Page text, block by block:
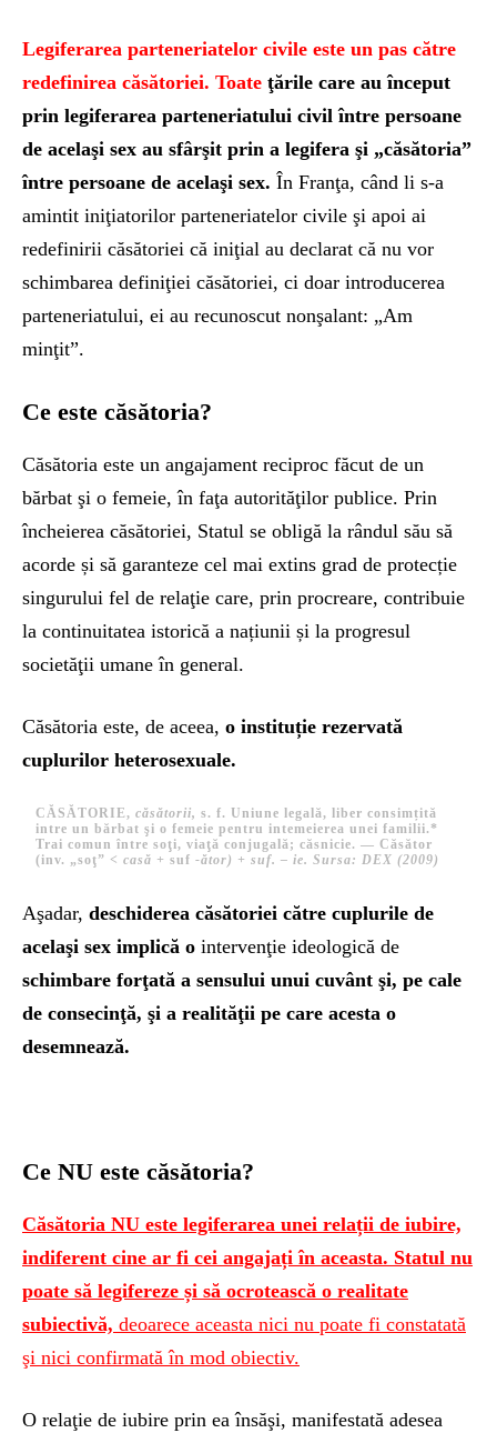
Legiferarea parteneriatelor civile este un pas către
redefinirea căsătoriei. Toate ţările care au început
prin legiferarea parteneriatului civil între persoane
de acelaşi sex au sfârşit prin a legifera şi „căsătoria”
între persoane de acelaşi sex. În Franţa, când li s-a
amintit iniţiatorilor parteneriatelor civile şi apoi ai
redefinirii căsătoriei că iniţial au declarat că nu vor
schimbarea definiţiei căsătoriei, ci doar introducerea
parteneriatului, ei au recunoscut nonşalant: „Am
minţit”.
Ce este căsătoria?
Căsătoria este un angajament reciproc făcut de un
bărbat şi o femeie, în faţa autorităţilor publice. Prin
încheierea căsătoriei, Statul se obligă la rândul său să
acorde și să garanteze cel mai extins grad de protecție
singurului fel de relaţie care, prin procreare, contribuie
la continuitatea istorică a națiunii și la progresul
societăţii umane în general.
Căsătoria este, de aceea, o instituție rezervată
cuplurilor heterosexuale.
CĂSĂTORIE,căsătorii,s. f. Uniune legală, liber consimțită
intre un bărbat şi o femeie pentru intemeierea unei familii.*
Trai comun între soţi, viaţă conjugală; căsnicie. — Căsător
(inv. „soţ” <casă +suf-ător) + suf. –ie. Sursa: DEX (2009)
Aşadar, deschiderea căsătoriei către cuplurile de
acelaşi sex implică o intervenţie ideologică de
schimbare forţată a sensului unui cuvânt şi, pe cale
de consecinţă, şi a realităţii pe care acesta o
desemnează.
Ce NU este căsătoria?
Căsătoria NU este legiferarea unei relații de iubire,
indiferent cine ar fi cei angajați în aceasta. Statul nu
poate să legifereze și să ocrotească o realitate
subiectivă, deoarece aceasta nici nu poate fi constatată
şi nici confirmată în mod obiectiv.
O relaţie de iubire prin ea însăşi, manifestată adesea